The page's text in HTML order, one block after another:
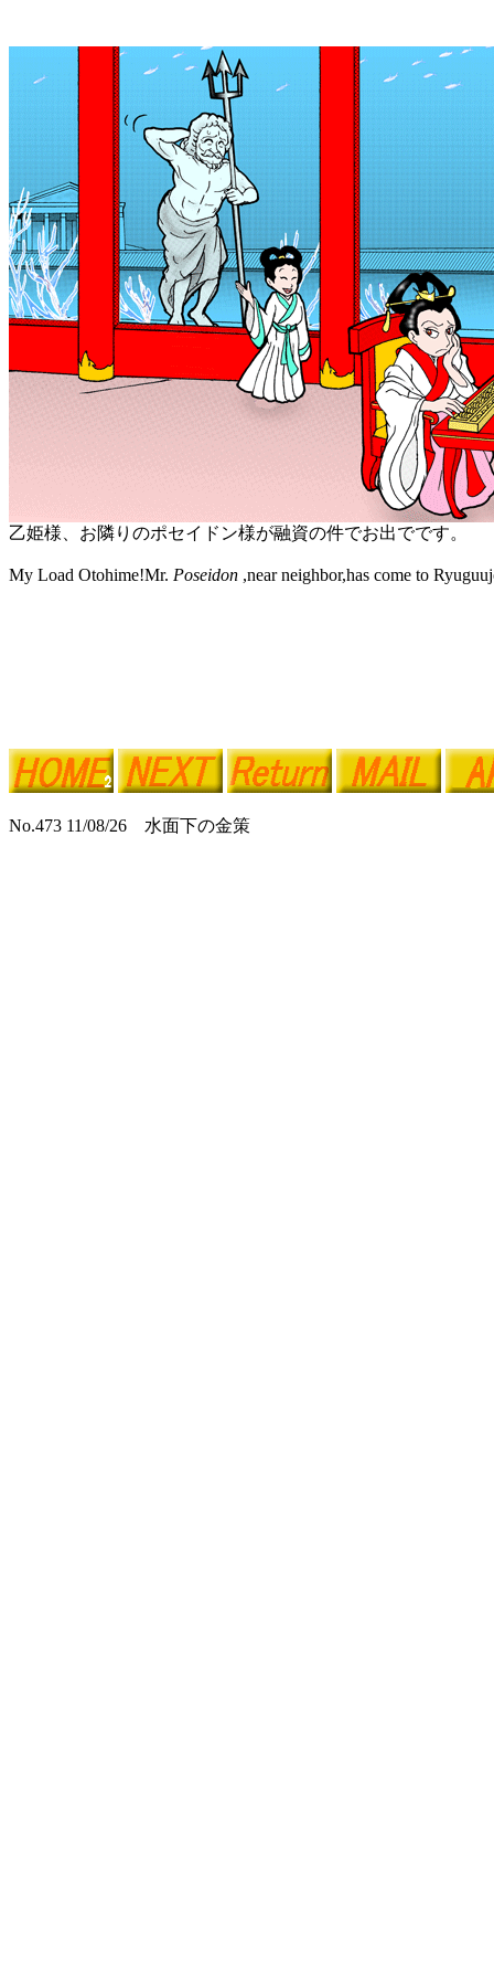
乙姫様、お隣りのポセイドン様が融資の件でお出でです。
My Load Otohime!Mr. Poseidon ,near neighbor,has come to
No.473 11/08/26 水面下の金策